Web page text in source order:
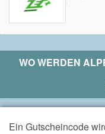
WO WERDEN
Ein Gutscheincode